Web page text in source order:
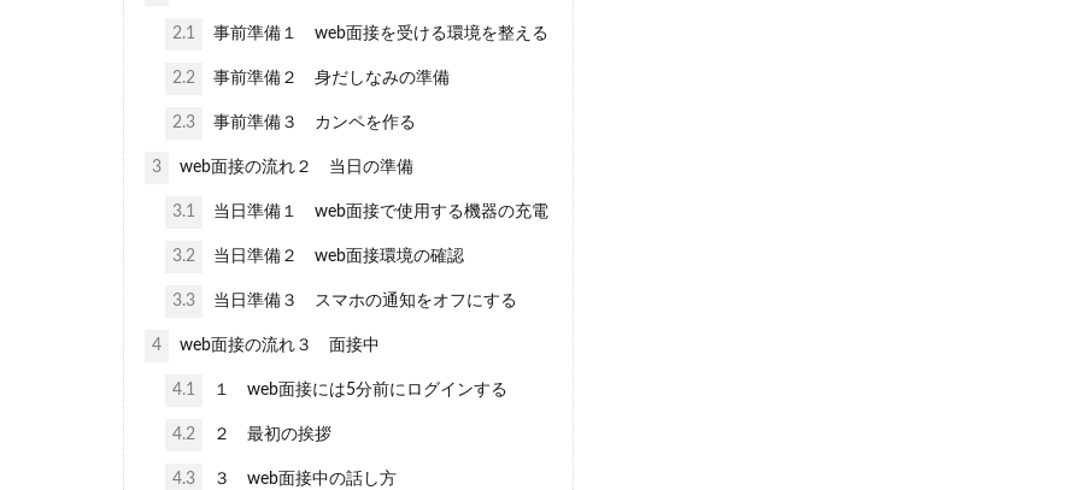
2.1 事前準備１ web面接を受ける環境を整える
2.2 事前準備２ 身だしなみの準備
2.3 事前準備３ カンペを作る
3 web面接の流れ２ 当日の準備
3.1 当日準備１ web面接で使用する機器の充電
3.2 当日準備２ web面接環境の確認
3.3 当日準備３ スマホの通知をオフにする
4 web面接の流れ３ 面接中
4.1 １ web面接には5分前にログインする
4.2 ２ 最初の挨拶
4.3 ３ web面接中の話し方